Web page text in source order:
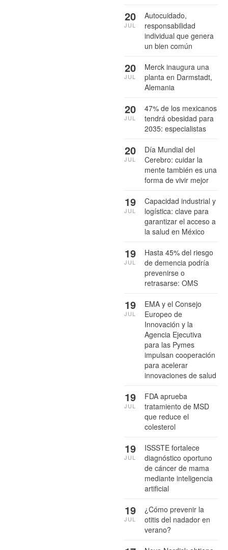
Autocuidado,
responsabilidad
individual que genera
un bien común
20
JUL
Merck inaugura una
planta en Darmstadt,
Alemania
20
JUL
47% de los mexicanos
tendrá obesidad para
2035: especialistas
20
JUL
Día Mundial del
Cerebro: cuidar la
mente también es una
forma de vivir mejor
20
JUL
Capacidad industrial y
logística: clave para
garantizar el acceso a
la salud en México
19
JUL
Hasta 45% del riesgo
de demencia podría
prevenirse o
retrasarse: OMS
19
JUL
EMA y el Consejo
Europeo de
Innovación y la
Agencia Ejecutiva
para las Pymes
impulsan cooperación
para acelerar
innovaciones de salud
19
JUL
FDA aprueba
tratamiento de MSD
que reduce el
colesterol
19
JUL
ISSSTE fortalece
diagnóstico oportuno
de cáncer de mama
mediante inteligencia
artificial
19
JUL
¿Cómo prevenir la
otitis del nadador en
verano?
19
JUL